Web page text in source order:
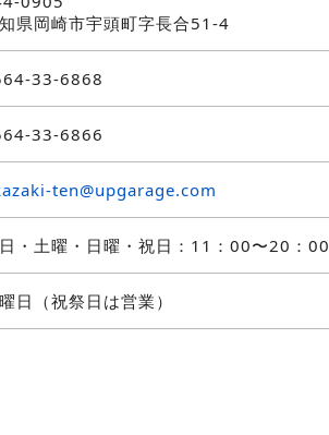
県岡崎市宇頭町字長合51-4
33-6868
33-6866
ten@upgarage.com
・土曜・日曜・祝日：11：00〜20：00
日（祝祭日は営業）